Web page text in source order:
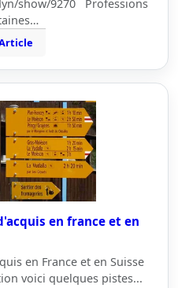
show/9270 Professions
en france et en
en France et en Suisse
voici quelques pistes...